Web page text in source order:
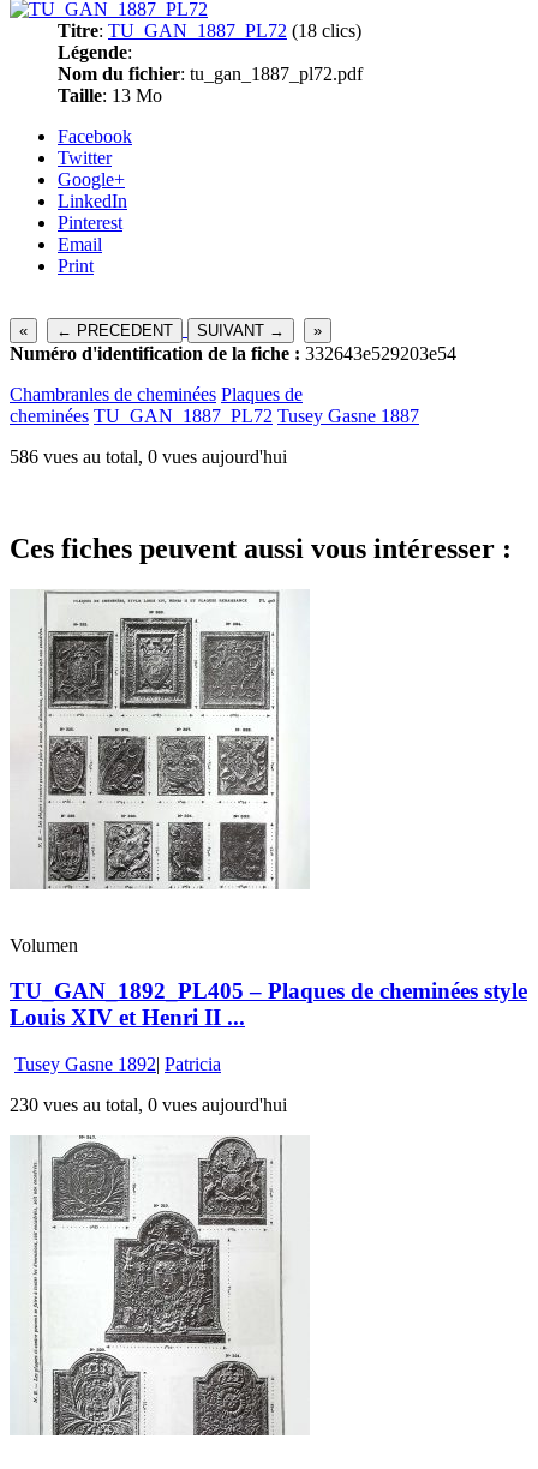
Titre: TU_GAN_1887_PL72 (18 clics)
Légende:
Nom du fichier: tu_gan_1887_pl72.pdf
Taille: 13 Mo
Facebook
Twitter
Google+
LinkedIn
Pinterest
Email
Print
« ← PRECEDENT SUIVANT → »
Numéro d'identification de la fiche : 332643e529203e54
Chambranles de cheminées Plaques de
cheminées TU_GAN_1887_PL72 Tusey Gasne 1887
586 vues au total, 0 vues aujourd'hui
Ces fiches peuvent aussi vous intéresser :
Volumen
TU_GAN_1892_PL405 – Plaques de cheminées style
Louis XIV et Henri II ...
Tusey Gasne 1892| Patricia
230 vues au total, 0 vues aujourd'hui